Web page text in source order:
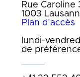
Rue Caroline
1003
Plan d’accès
lundi-
de